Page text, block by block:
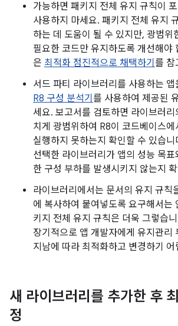
가능하면 패키지 전체 유지 규칙이
사용하지 마세요. 패키지 전체 유지
하는 데 도움이 될 수 있지만, 광범위
필요한 코드만 유지하도록 개선해야
은 최적화 점진적으로 채택하기 를 참
서드 파티 라이브러리를 사용하는 앱
R8 구성 분석기 를 사용하여 제공된
세요. 보고서를 검토하면 라이브러
치게 광범위하여 R8이 코드베이스
실행하지 못하는지 확인할 수 있습니
선택한 라이브러리가 앱의 성능 목
한 구성 부하를 발생시키지 않는지
라이브러리에서는 문서의 유지 규칙
에 복사하여 붙여넣도록 요구해서는
키지 전체 유지 규칙은 더욱 그렇습
장기적으로 앱 개발자에게 유지관리
지남에 따라 최적화하고 변경하기 어
새 라이브러리를 추가한 후
정